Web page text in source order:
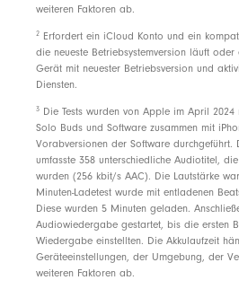
weiteren Faktoren ab.
footnote
2 Erfordert ein iCloud Konto und ein
die neueste Betriebsystemversion läuft
Gerät mit neuester Betriebsversion und
Diensten.
footnote
3 Die Tests wurden von Apple im April
Solo Buds und Software zusammen mit
Vorabversionen der Software durchgeführt.
umfasste 358 unterschiedliche Audiotitel,
wurden (256 kbit/s AAC). Die Lautstärke
Minuten-Ladetest wurde mit entladenen
Diese wurden 5 Minuten geladen.
Audiowiedergabe gestartet, bis die ersten
Wiedergabe einstellten. Die Akkulaufzeit
Geräteeinstellungen, der Umgebung, der
weiteren Faktoren ab.